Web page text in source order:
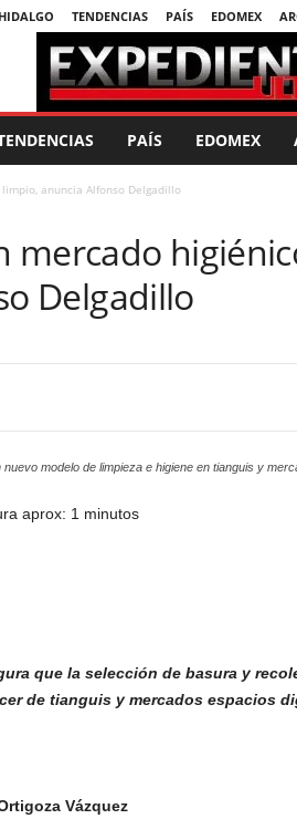
HIDALGO TENDENCIAS PAÍS EDOMEX
PAÍS EDOMEX
anuncia Alfonso Delgadillo
mercado
Delgadillo
nuevo modelo de limpieza e higiene en tianguis y
aprox: 1 minutos
que la selección de basura y
de tianguis y mercados espacios
Vázquez